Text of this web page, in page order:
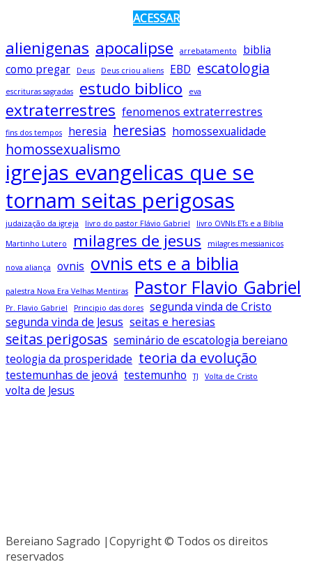
ACESSAR
alienigenas apocalipse arrebatamento
biblia
como pregar
Deus Deus criou aliens EBD escatologia
escrituras sagradas estudo biblico eva
extraterrestres fenomenos extraterrestres
fins dos tempos heresia heresias homossexualidade
homossexualismo
igrejas evangelicas que se
tornam seitas perigosas
judaização da igreja livro do pastor Flávio Gabriel livro OVNIs ETs e a Bíblia
Martinho Lutero milagres de jesus milagres messianicos
nova aliança ovnis ovnis ets e a biblia
palestra Nova Era Velhas Mentiras Pastor Flavio Gabriel
Pr. Flavio Gabriel Principio das dores
segunda vinda de Cristo
segunda vinda de Jesus seitas e heresias
seitas perigosas seminário de escatologia bereiano
teologia da prosperidade teoria da evolução
testemunhas de jeová testemunho TJ Volta de Cristo
volta de Jesus
Bereiano Sagrado |Copyright © Todos os direitos
reservados